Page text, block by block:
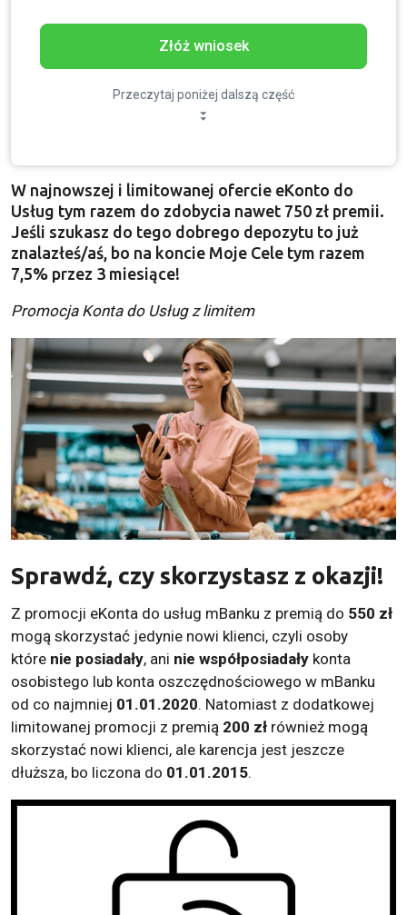
Złóż wniosek
Przeczytaj poniżej dalszą część
W najnowszej i limitowanej ofercie eKonto do
Usług tym razem do zdobycia nawet 750 zł premii.
Jeśli szukasz do tego dobrego depozytu to już
znalazłeś/aś, bo na koncie Moje Cele tym razem
7,5% przez 3 miesiące!
Promocja Konta do Usług z limitem
Sprawdź, czy skorzystasz z okazji!
Z promocji eKonta do usług mBanku z premią do 550 zł
mogą skorzystać jedynie nowi klienci, czyli osoby
które nie posiadały, ani nie współposiadały konta
osobistego lub konta oszczędnościowego w mBanku
od co najmniej 01.01.2020. Natomiast z dodatkowej
limitowanej promocji z premią 200 zł również mogą
skorzystać nowi klienci, ale karencja jest jeszcze
dłuższa, bo liczona do 01.01.2015.